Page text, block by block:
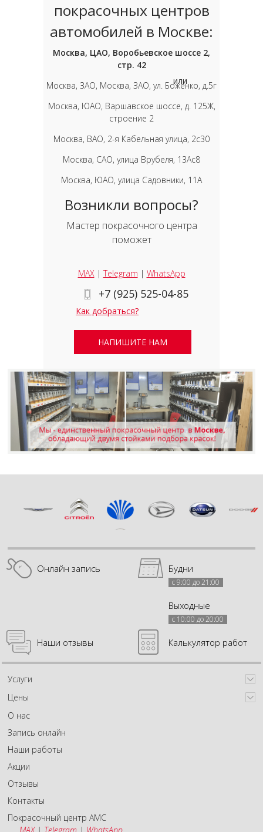
покрасочных центров
автомобилей в Москве:
Москва, ЦАО, Воробьевское шоссе 2,
стр. 42
Москва, ЗАО, Москва, ЗАО, ул. Боженко, д.5г
Москва, ЮАО, Варшавское шоссе, д. 125Ж,
строение 2
Москва, ВАО, 2-я Кабельная улица, 2с30
Москва, САО, улица Врубеля, 13Ас8
Москва, ЮАО, улица Садовники, 11А
Возникли вопросы?
Мастер покрасочного центра
поможет
MAX|Telegram | WhatsApp
+7 (925) 525-04-85
Как добраться?
или
НАПИШИТЕ НАМ
Онлайн запись Будни
с 9:00 до 21:00
Выходные
с 10:00 до 20:00
Наши отзывы Калькулятор работ
Услуги
Цены
О нас
Запись онлайн
Наши работы
Акции
Отзывы
Контакты
Покрасочный центр АМС